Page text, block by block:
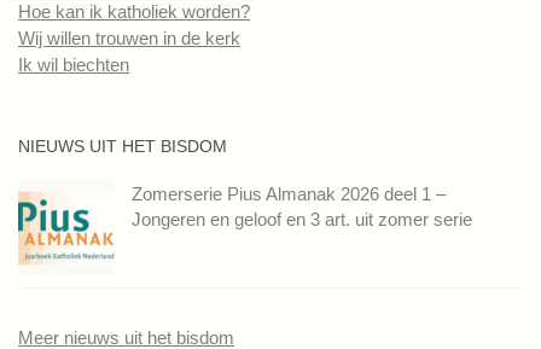
Hoe kan ik katholiek worden?
Wij willen trouwen in de kerk
Ik wil biechten
NIEUWS UIT HET BISDOM
Zomerserie Pius Almanak 2026 deel 1 –
Jongeren en geloof en 3 art. uit zomer serie
Meer nieuws uit het bisdom